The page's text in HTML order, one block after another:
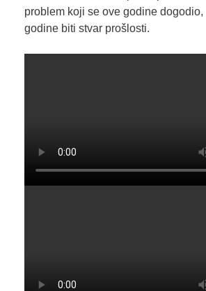
problem koji se ove godine
godine biti stvar prošlosti.